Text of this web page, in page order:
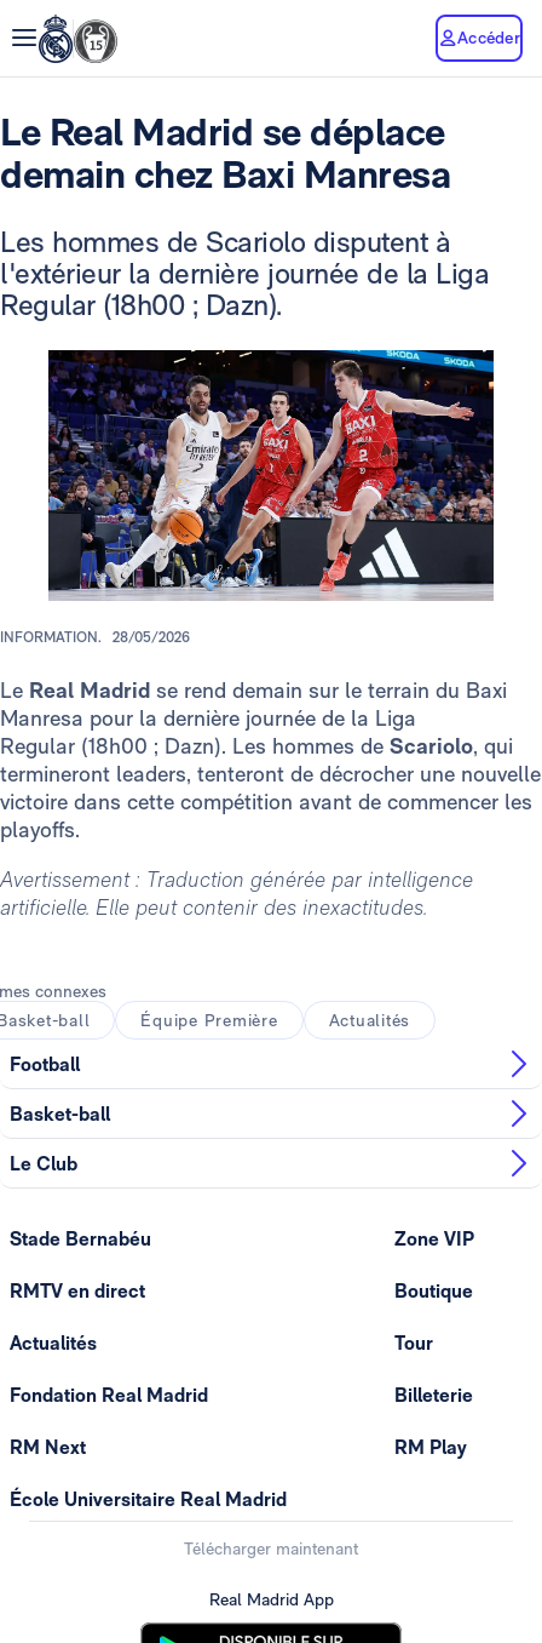
Accéder
Le Real Madrid se déplace
demain chez Baxi Manresa
Les hommes de Scariolo disputent à
l'extérieur la dernière journée de la Liga
Regular (18h00 ; Dazn).
INFORMATION. 28/05/2026
Le Real Madrid se rend demain sur le terrain du Baxi
Manresa pour la dernière journée de la Liga
Regular (18h00 ; Dazn). Les hommes de Scariolo, qui
termineront leaders, tenteront de décrocher une nouvelle
victoire dans cette compétition avant de commencer les
playoffs.
Avertissement : Traduction générée par intelligence
artificielle. Elle peut contenir des inexactitudes.
connexes
ball
Équipe Première Actualités
Football
Basket-ball
Le Club
Stade Bernabéu
RMTV en direct
Actualités
Fondation Real Madrid
RM Next
École Universitaire Real Madrid
Zone VIP
Boutique
Tour
Billeterie
RM Play
Télécharger maintenant
Real Madrid App